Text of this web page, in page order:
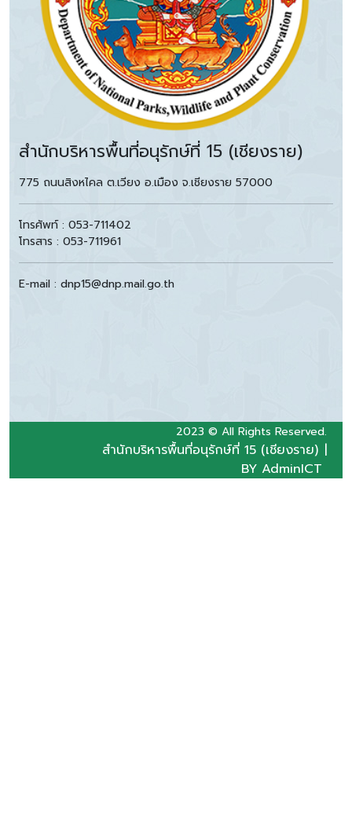
สำนักบริหารพื้นที่อนุรักษ์ที่ 15 (เชียงราย)
775 ถนนสิงหไคล ต.เวียง อ.เมือง จ.เชียงราย 57000
โทรศัพท์ : 053-711402
โทรสาร : 053-711961
E-mail : dnp15@dnp.mail.go.th
2023 © All Rights Reserved.
สำนักบริหารพื้นที่อนุรักษ์ที่ 15 (เชียงราย) |
BY AdminICT